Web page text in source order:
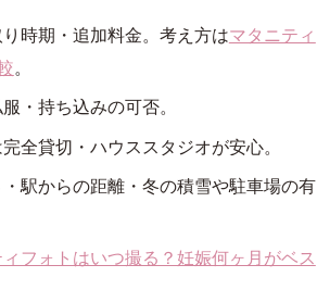
時期・追加料金。考え方はマタニティ
。
・持ち込みの可否。
全貸切・ハウススタジオが安心。
駅からの距離・冬の積雪や駐車場の有
フォトはいつ撮る？妊娠何ヶ月がベス